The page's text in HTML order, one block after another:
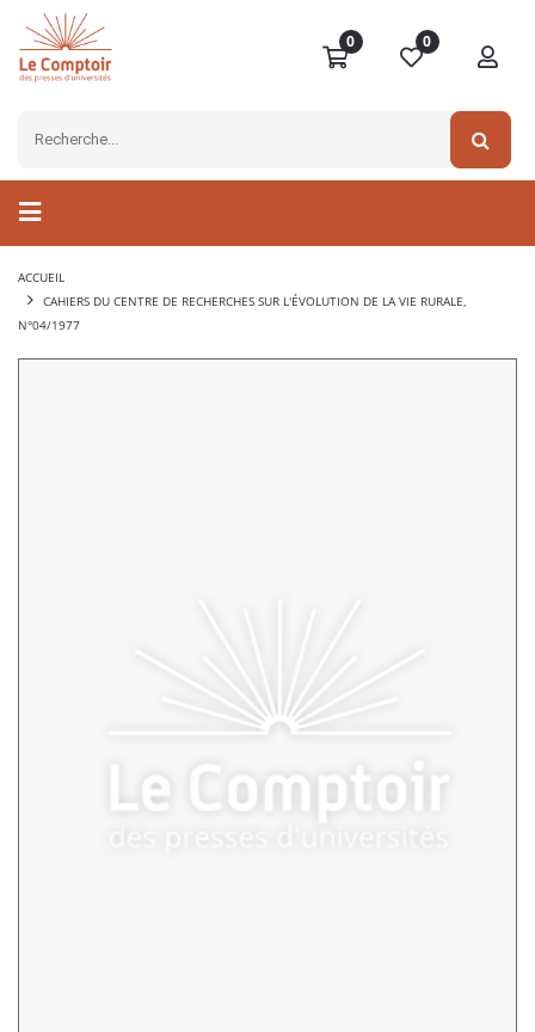
0 0
ACCUEIL
CAHIERS DU CENTRE DE RECHERCHES SUR L'ÉVOLUTION DE LA VIE RURALE,
N°04/1977